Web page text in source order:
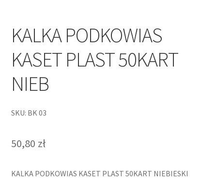
KALKA PODKOWIAS
KASET PLAST 50KART
NIEB
SKU: BK 03
50,80 zł
KALKA PODKOWIAS KASET PLAST 50KART NIEBIESKI